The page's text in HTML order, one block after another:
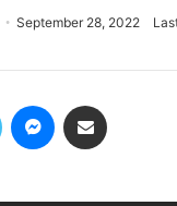
September 28, 2022